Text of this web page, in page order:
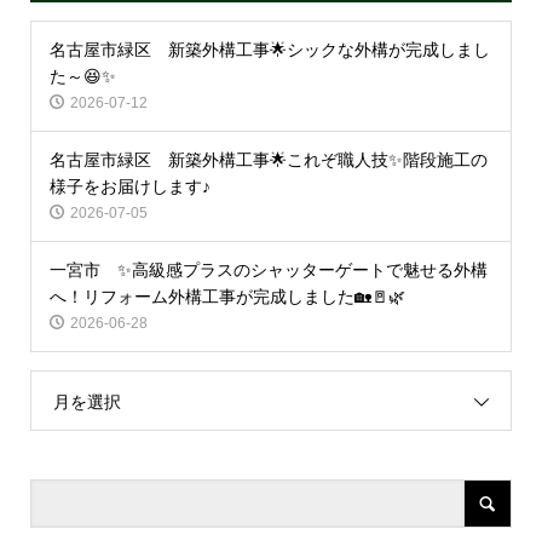
名古屋市緑区 新築外構工事🌟シックな外構が完成しまし
た～😆✨
2026-07-12
名古屋市緑区 新築外構工事🌟これぞ職人技✨階段施工の
様子をお届けします♪
2026-07-05
一宮市 ✨高級感プラスのシャッターゲートで魅せる外構
へ！リフォーム外構工事が完成しました🏡🚪🌿
2026-06-28
月を選択